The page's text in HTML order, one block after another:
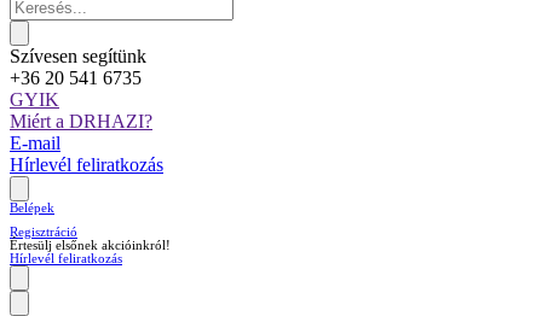
Szívesen segítünk
+36 20 541 6735
GYIK
Miért a DRHAZI?
E-mail
Hírlevél feliratkozás
Belépek
Regisztráció
Értesülj elsőnek akcióinkról!
Hírlevél feliratkozás